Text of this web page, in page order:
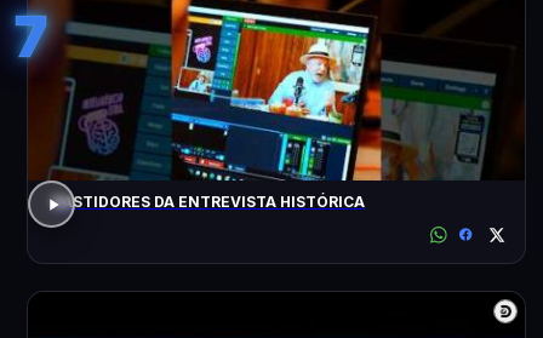
7
BASTIDORES DA ENTREVISTA HISTÓRICA